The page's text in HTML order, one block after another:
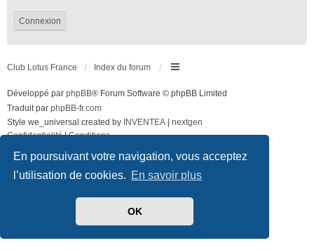
En poursuivant votre navigation, vous acceptez
l’utilisation de cookies. En savoir plus
OK
Club Lotus France Index du forum
Développé par phpBB® Forum Software © phpBB Limited
Traduit par phpBB-fr.com
Style we_universal created by INVENTEA
nextgen
Confidentialité|Conditions